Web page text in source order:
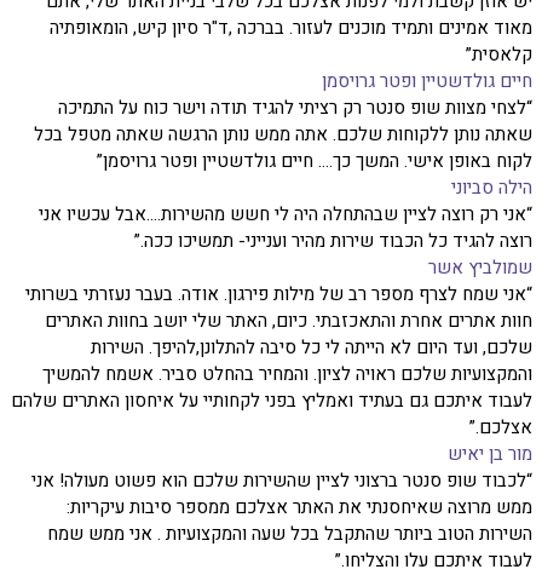
מאוד אמינים ותמיד מוכנים לעזור. בברכה ,ד"ר סיון קיש, הומאופתיה
קלאסית”
חיים גולדשטיין ופטר גרויסמן
“לצחי מצוות שופ סנטר רק רציתי להגיד תודה וישר כוח על התמיכה
שאתה נותן ללקוחות שלכם. אתה ממש נותן הרגשה שאתה מטפל בכל
לקוח באופן אישי. המשך כך.... חיים גולדשטיין ופטר גרויסמן”
הילה סביוני
“אני רק רוצה לציין שבהתחלה היה לי חשש מהשירות....אבל עכשיו אני
רוצה להגיד כל הכבוד שירות מהיר וענייני- תמשיכו ככה.”
שמולביץ אשר
“אני שמח לצרף מספר רב של מילות פירגון. אודה. בעבר נעזרתי בשרותי
חוות אתרים אחרת והתאכזבתי. כיום, האתר שלי יושב בחוות האתרים
שלכם, ועד היום לא הייתה לי כל סיבה להתלונן,להיפך. השירות
והמקצועיות שלכם ראויה לציון. והמחיר בהחלט סביר. אשמח להמשיך
לעבוד איתכם גם בעתיד ואמליץ בפני לקחותיי על איחסון האתרים שלהם
אצלכם.”
מור בן יאיש
“לכבוד שופ סנטר ברצוני לציין שהשירות שלכם הוא פשוט מעולה! אני
ממש מרוצה שאיחסנתי את האתר אצלכם ממספר סיבות עיקריות:
השירות הטוב ביותר שהתקבל בכל שעה והמקצועיות . אני ממש שמח
לעבוד איתכם עלו והצליחו.”